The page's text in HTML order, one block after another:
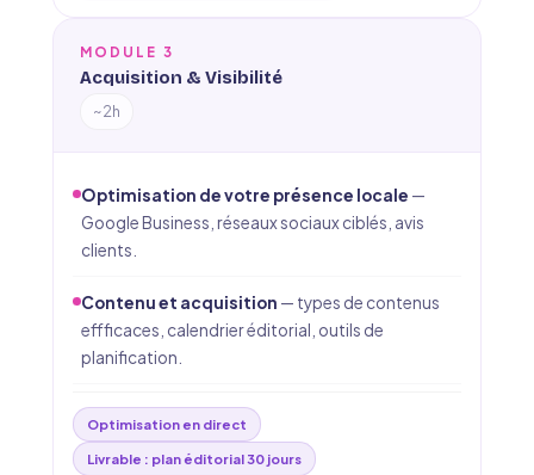
MODULE 3
Acquisition & Visibilité
~2h
Optimisation de votre présence locale —
Google Business, réseaux sociaux ciblés, avis
clients.
Contenu et acquisition — types de contenus
effficaces, calendrier éditorial, outils de
planification.
Optimisation en direct
Livrable : plan éditorial 30 jours